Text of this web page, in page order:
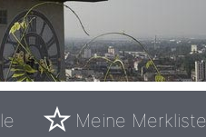
Meine Merkliste